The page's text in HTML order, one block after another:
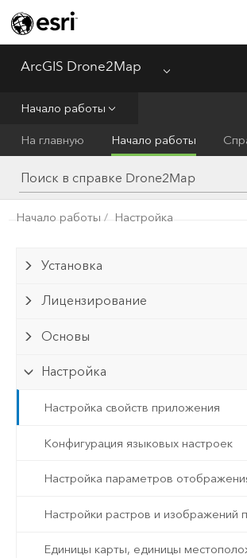
ArcGIS Drone2Map Menu
Начало работы
На главную Начало работы
Начало работы Настройка
Установка
Лицензирование
Основы
Настройка
Настройка свойств приложения
Конфигурация языковых настроек
Настройка параметров
Настройки растров и изображений
Единицы карты, единицы